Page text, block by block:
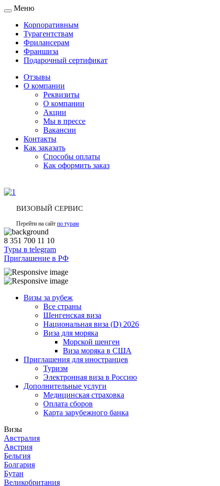
Toggle
navigation
Меню
Корпоративным
Турагентствам
Фрилансерам
Франшиза
Подарочный сертификат
Отзывы
О компании
Реквизиты
О компании
Акции
Мы в прессе
Вакансии
Контакты
Как заказать
Способы оплаты
Как оформить заказ
ВИЗОВЫЙ СЕРВИС
Перейти на сайт по турам
8 351 700 11 10
Туры в telegram
Приглашение в РФ
Визы за рубеж
Все страны
Шенгенская виза
Национальная виза (D) 2026
Виза для моряка
Морской шенген
Виза моряка в США
Приглашения для иностранцев
Туризм
Электронная виза в Россию
Дополнительные услуги
Медицинская страховка
Оплата сборов
Карта зарубежного банка
Визы
Австралия
Австрия
Бельгия
Болгария
Бутан
Великобритания